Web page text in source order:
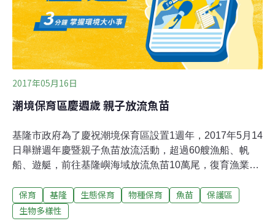
2017年05月16日
潮境保育區慶週歲 親子放流魚苗
基隆市政府為了慶祝潮境保育區設置1週年，2017年5月14
日舉辦週年慶暨親子魚苗放流活動，超過60艘漁船、帆
船、遊艇，前往基隆嶼海域放流魚苗10萬尾，復育漁業資
育區，他6月將親自潛水，觀看復育現況。主辦單位基隆
市政府產發處出動空拍機拍攝，600多位參與民眾排成一
保育 基隆 生態保育 物種保育 魚苗
保護區
生物多樣性